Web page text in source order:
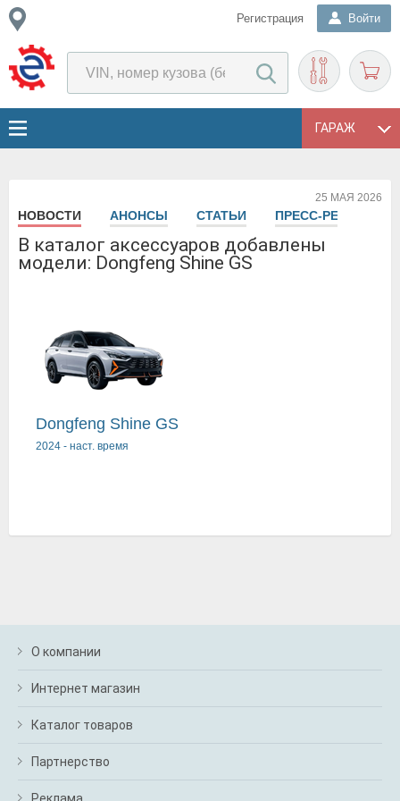
Регистрация Войти
ГАРАЖ
25 МАЯ 2026
НОВОСТИ АНОНСЫ СТАТЬИ ПРЕСС-РЕЛИЗЫ
В каталог аксессуаров добавлены
модели: Dongfeng Shine GS
Dongfeng Shine GS
2024 - наст. время
О компании
Интернет магазин
Каталог товаров
Партнерство